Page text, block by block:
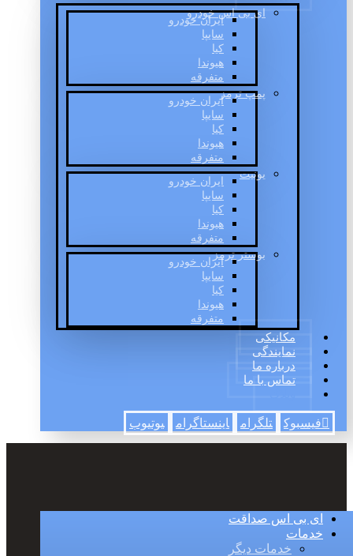
ای بی اس خودرو
ایران خودرو
سایپا
کیا
هیوندا
متفرقه
پمپ ترمز
ایران خودرو
سایپا
کیا
هیوندا
متفرقه
یونیت
ایران خودرو
سایپا
کیا
هیوندا
متفرقه
بوستر ترمز
ایران خودرو
سایپا
کیا
هیوندا
متفرقه
مکانیکی
نمایندگی
درباره ما
تماس با ما
فیسبوک تلگرام اینستاگرام یوتیوب
ای بی اس صداقت
خدمات
خدمات دیگر